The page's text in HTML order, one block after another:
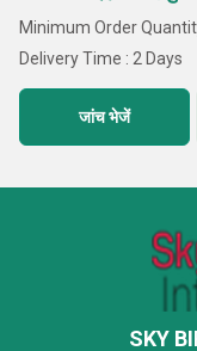
Minimum Order
Delivery Time : 2 Days
जांच भेजें
SKY